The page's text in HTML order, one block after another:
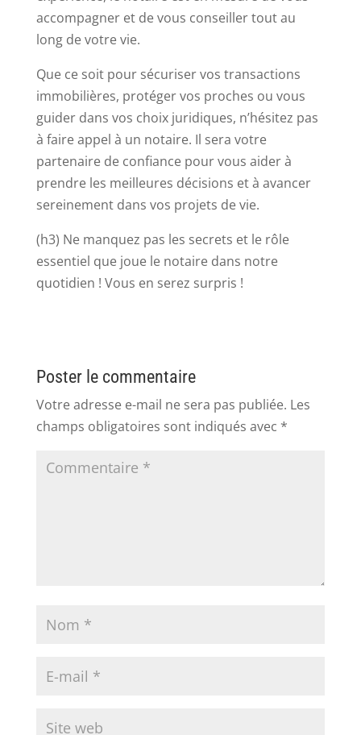
accompagner et de vous conseiller tout au
long de votre vie.
Que ce soit pour sécuriser vos transactions
immobilières, protéger vos proches ou vous
guider dans vos choix juridiques, n’hésitez pas
à faire appel à un notaire. Il sera votre
partenaire de confiance pour vous aider à
prendre les meilleures décisions et à avancer
sereinement dans vos projets de vie.
(h3) Ne manquez pas les secrets et le rôle
essentiel que joue le notaire dans notre
quotidien ! Vous en serez surpris !
Poster le commentaire
Votre adresse e-mail ne sera pas publiée. Les
champs obligatoires sont indiqués avec *